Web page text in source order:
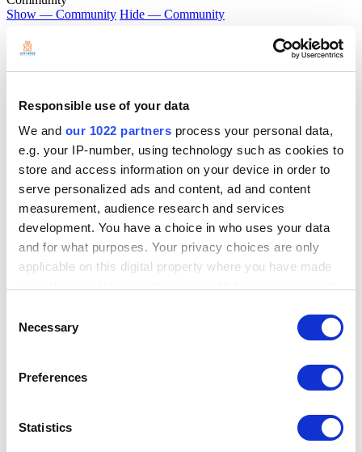
Responsible use of your data
We and our 1022 partners process your personal data,
e.g. your IP-number, using technology such as cookies to
store and access information on your device in order to
serve personalized ads and content, ad and content
measurement, audience research and services
development. You have a choice in who uses your data
and for what purposes. Your privacy choices are only
applicable on this digital property where you have made
the Privacy trigger icon.
Collect information about your geographical
meters
Identify your device by actively scanning it for
Selection
Necessary
Preferences
Statistics
Show — Community Hide — Community
Breadcrumb
ศูนย์ช่วยเหลือของ
ฮาร์ดแวร์
ลิ้นชักเก็บเงิน
หัวข้อ
มาเริ่มต้นกัน